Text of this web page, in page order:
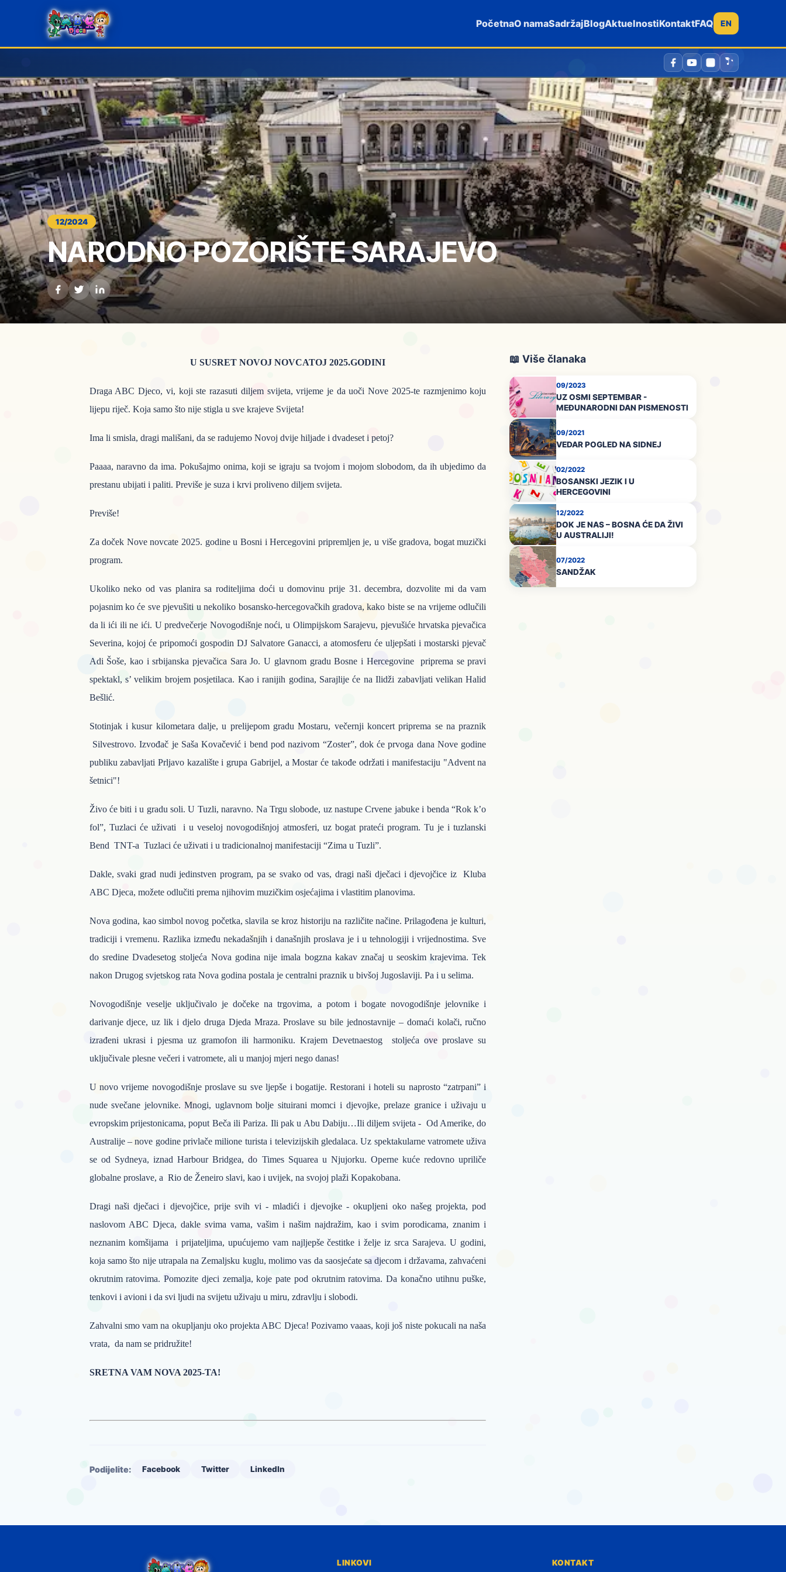
PočetnaO namaSadržajBlogAktuelnostiKontaktFAQ EN
12/2024
NARODNO POZORIŠTE SARAJEVO
U SUSRET NOVOJ NOVCATOJ 2025.GODINI
Draga ABC Djeco, vi, koji ste razasuti diljem svijeta, vrijeme je da uoči Nove 2025-te razmjenimo koju
lijepu riječ. Koja samo što nije stigla u sve krajeve Svijeta!
Ima li smisla, dragi mališani, da se radujemo Novoj dvije hiljade i dvadeset i petoj?
Paaaa, naravno da ima. Pokušajmo onima, koji se igraju sa tvojom i mojom slobodom, da ih ubjedimo da
prestanu ubijati i paliti. Previše je suza i krvi proliveno diljem svijeta.
Previše!
Za doček Nove novcate 2025. godine u Bosni i Hercegovini pripremljen je, u više gradova, bogat muzički
program.
Ukoliko neko od vas planira sa roditeljima doći u domovinu prije 31. decembra, dozvolite mi da vam
pojasnim ko će sve pjevušiti u nekoliko bosansko-hercegovačkih gradova, kako biste se na vrijeme odlučili
da li ići ili ne ići. U predvečerje Novogodišnje noći, u Olimpijskom Sarajevu, pjevušiće hrvatska pjevačica
Severina, kojoj će pripomoći gospodin DJ Salvatore Ganacci, a atomosferu će uljepšati i mostarski pjevač
Adi Šoše, kao i srbijanska pjevačica Sara Jo. U glavnom gradu Bosne i Hercegovine priprema se pravi
spektakl, s’ velikim brojem posjetilaca. Kao i ranijih godina, Sarajlije će na Ilidži zabavljati velikan Halid
Bešlić.
Stotinjak i kusur kilometara dalje, u prelijepom gradu Mostaru, večernji koncert priprema se na praznik
Silvestrovo. Izvođač je Saša Kovačević i bend pod nazivom “Zoster”, dok će prvoga dana Nove godine
publiku zabavljati Prljavo kazalište i grupa Gabrijel, a Mostar će takođe održati i manifestaciju "Advent na
šetnici"!
Živo će biti i u gradu soli. U Tuzli, naravno. Na Trgu slobode, uz nastupe Crvene jabuke i benda “Rok k’o
fol”, Tuzlaci će uživati i u veseloj novogodišnjoj atmosferi, uz bogat prateći program. Tu je i tuzlanski
Bend TNT-a Tuzlaci će uživati i u tradicionalnoj manifestaciji “Zima u Tuzli”.
Dakle, svaki grad nudi jedinstven program, pa se svako od vas, dragi naši dječaci i djevojčice iz Kluba
ABC Djeca, možete odlučiti prema njihovim muzičkim osjećajima i vlastitim planovima.
Nova godina, kao simbol novog početka, slavila se kroz historiju na različite načine. Prilagođena je kulturi,
tradiciji i vremenu. Razlika između nekadašnjih i današnjih proslava je i u tehnologiji i vrijednostima. Sve
do sredine Dvadesetog stoljeća Nova godina nije imala bogzna kakav značaj u seoskim krajevima. Tek
nakon Drugog svjetskog rata Nova godina postala je centralni praznik u bivšoj Jugoslaviji. Pa i u selima.
Novogodišnje veselje uključivalo je dočeke na trgovima, a potom i bogate novogodišnje jelovnike i
darivanje djece, uz lik i djelo druga Djeda Mraza. Proslave su bile jednostavnije – domaći kolači, ručno
izrađeni ukrasi i pjesma uz gramofon ili harmoniku. Krajem Devetnaestog stoljeća ove proslave su
uključivale plesne večeri i vatromete, ali u manjoj mjeri nego danas!
U novo vrijeme novogodišnje proslave su sve ljepše i bogatije. Restorani i hoteli su naprosto “zatrpani” i
nude svečane jelovnike. Mnogi, uglavnom bolje situirani momci i djevojke, prelaze granice i uživaju u
evropskim prijestonicama, poput Beča ili Pariza. Ili pak u Abu Dabiju…Ili diljem svijeta - Od Amerike, do
Australije – nove godine privlače milione turista i televizijskih gledalaca. Uz spektakularne vatromete uživa
se od Sydneya, iznad Harbour Bridgea, do Times Squarea u Njujorku. Operne kuće redovno upriliče
globalne proslave, a Rio de Ženeiro slavi, kao i uvijek, na svojoj plaži Kopakobana.
Dragi naši dječaci i djevojčice, prije svih vi - mladići i djevojke - okupljeni oko našeg projekta, pod
naslovom ABC Djeca, dakle svima vama, vašim i našim najdražim, kao i svim porodicama, znanim i
neznanim komšijama i prijateljima, upućujemo vam najljepše čestitke i želje iz srca Sarajeva. U godini,
koja samo što nije utrapala na Zemaljsku kuglu, molimo vas da saosjećate sa djecom i državama, zahvaćeni
okrutnim ratovima. Pomozite djeci zemalja, koje pate pod okrutnim ratovima. Da konačno utihnu puške,
tenkovi i avioni i da svi ljudi na svijetu uživaju u miru, zdravlju i slobodi.
Zahvalni smo vam na okupljanju oko projekta ABC Djeca! Pozivamo vaaas, koji još niste pokucali na naša
vrata, da nam se pridružite!
SRETNA VAM NOVA 2025-TA!
Podijelite: Facebook Twitter LinkedIn
📖 Više članaka
09/2023
UZ OSMI SEPTEMBAR -
MEĐUNARODNI DAN PISMENOSTI
09/2021
VEDAR POGLED NA SIDNEJ
02/2022
BOSANSKI JEZIK I U
HERCEGOVINI
12/2022
DOK JE NAS – BOSNA ĆE DA ŽIVI
U AUSTRALIJI!
07/2022
SANDŽAK
LINKOVI KONTAKT